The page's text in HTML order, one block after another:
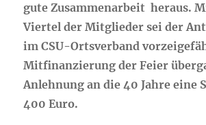
gute Zusammenarbeit heraus.
Viertel der Mitglieder sei der
im CSU-Ortsverband
Mitfinanzierung der Feier
Anlehnung an die 40 Jahre eine
400 Euro.